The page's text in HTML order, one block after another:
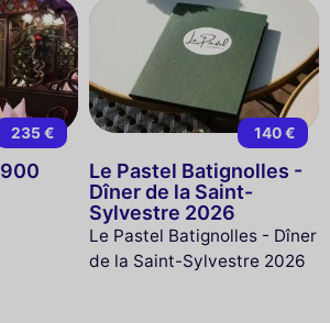
235 € 140 €
Le Pastel Batignolles -
Dîner de la Saint-
Sylvestre 2026
Le Pastel Batignolles - Dîner
de la Saint-Sylvestre 2026